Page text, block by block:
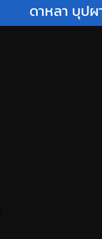
ดาหลา บุปผ